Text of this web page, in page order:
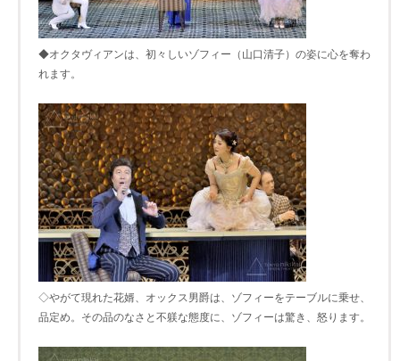
◆オクタヴィアンは、初々しいゾフィー（山口清子）の姿に心を奪わ
れます。
◇やがて現れた花婿、オックス男爵は、ゾフィーをテーブルに乗せ、
品定め。その品のなさと不躾な態度に、ゾフィーは驚き、怒ります。